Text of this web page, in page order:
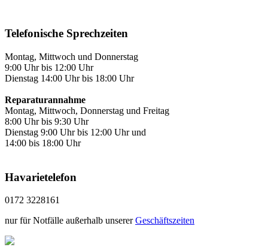
Telefonische Sprechzeiten
Montag, Mittwoch und Donnerstag
9:00 Uhr bis 12:00 Uhr
Dienstag 14:00 Uhr bis 18:00 Uhr
Reparaturannahme
Montag, Mittwoch, Donnerstag und Freitag
8:00 Uhr bis 9:30 Uhr
Dienstag 9:00 Uhr bis 12:00 Uhr und
14:00 bis 18:00 Uhr
Havarietelefon
0172 3228161
nur für Notfälle außerhalb unsererGeschäftszeiten